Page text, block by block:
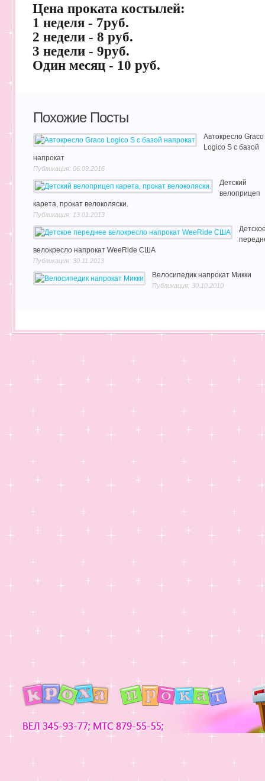
Цена проката костылей:
1 неделя - 7руб.
2 недели - 8 руб.
3 недели - 9руб.
Один месяц - 10 руб.
Похожие Посты
Автокресло Graco
Logico S с базой
напрокат
Публикация: 06.09.2016
Детский
велоприцеп
карета, прокат велоколяски.
Публикация: 13.01.2013
велокресло напрокат WeeRide США
Публикация: 30.11.2013
Велосипедик напрокат Микки
Публикация: 30.10.2010